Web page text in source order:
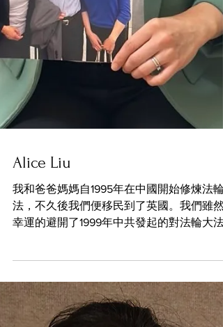
Alice Liu
我和爸爸媽媽自1995年在中國開始修煉法輪
法，不久後我們便移民到了英國。我們雖然
幸運的避開了1999年中共發起的對法輪大法